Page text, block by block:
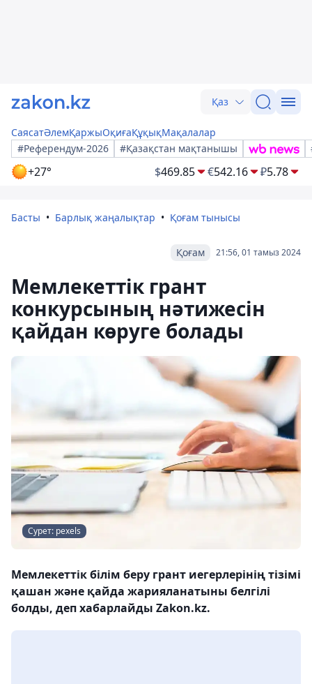
Қаз
СаясатӘлемҚаржыОқиғаҚұқықМақалалар
#Референдум-2026
#Қазақстан мақтанышы
+27° $469.85 €542.16 ₽5.78
Басты Барлық жаңалықтар Қоғам тынысы
21:56, 01 тамыз 2024
Қоғам
Мемлекеттік грант
конкурсының нәтижесін
қайдан көруге болады
Сурет: pexels
Мемлекеттік білім беру грант иегерлерінің тізімі
қашан және қайда жарияланатыны белгілі
болды, деп хабарлайды Zakon.kz.